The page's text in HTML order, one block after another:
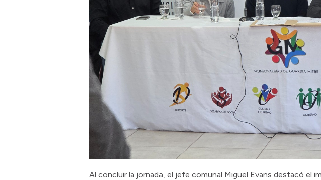
Al concluir la jornada, el jefe comunal Miguel Evans destacó el